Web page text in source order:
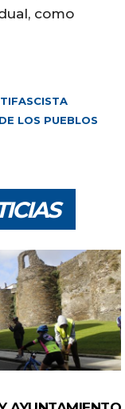
como
LOS PUEBLOS